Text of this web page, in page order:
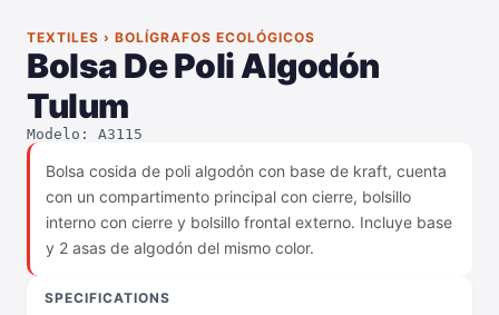
TEXTILES › BOLÍGRAFOS ECOLÓGICOS
Bolsa De Poli Algodón
Tulum
Modelo: A3115
Bolsa cosida de poli algodón con base de kraft, cuenta
con un compartimento principal con cierre, bolsillo
interno con cierre y bolsillo frontal externo. Incluye base
y 2 asas de algodón del mismo color.
SPECIFICATIONS